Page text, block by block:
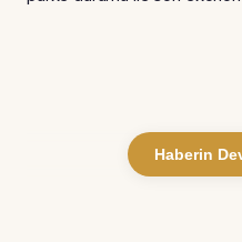
Haberin